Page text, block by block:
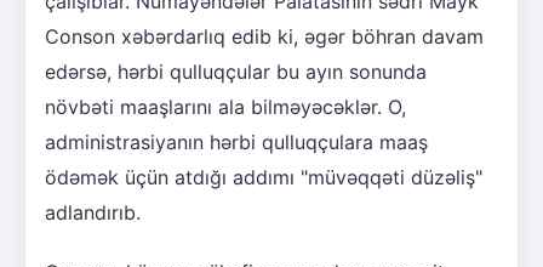
Conson xəbərdarlıq edib ki, əgər böhran davam
edərsə, hərbi qulluqçular bu ayın sonunda
növbəti maaşlarını ala bilməyəcəklər. O,
administrasiyanın hərbi qulluqçulara maaş
ödəmək üçün atdığı addımı "müvəqqəti düzəliş"
adlandırıb.